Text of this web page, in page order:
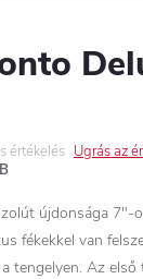
értékelés Ugrás az
újdonsága 7″-
fékekkel van
tengelyen. Az